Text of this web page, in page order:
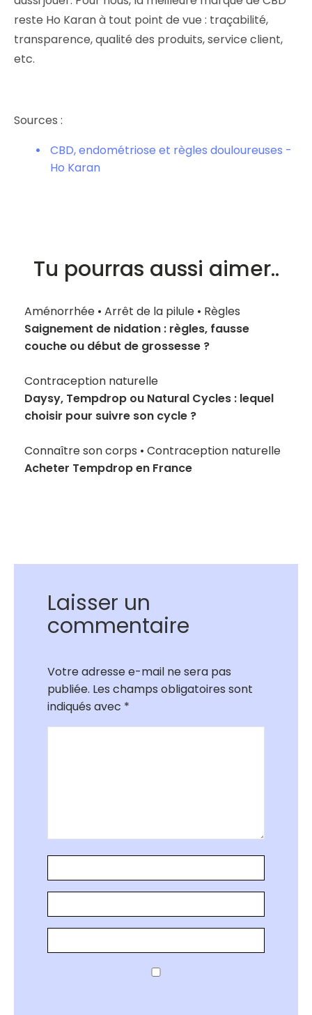
reste Ho Karan à tout point de vue : traçabilité,
transparence, qualité des produits, service client,
etc.
Sources :
CBD, endométriose et règles douloureuses -
Ho Karan
Tu pourras aussi aimer..
Aménorrhée • Arrêt de la pilule • Règles
Saignement de nidation : règles, fausse
couche ou début de grossesse ?
Contraception naturelle
Daysy, Tempdrop ou Natural Cycles : lequel
choisir pour suivre son cycle ?
Connaître son corps • Contraception naturelle
Acheter Tempdrop en France
Laisser un
commentaire
Votre adresse e-mail ne sera pas
publiée. Les champs obligatoires sont
indiqués avec *